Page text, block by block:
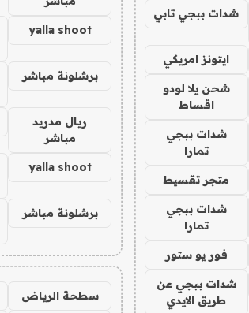
شدات ببجي تابي
ايتونز امريكي
شحن يلا لودو
اقساط
شدات ببجي
تمارا
متجر تقسيط
شدات ببجي
تمارا
فور يو ستور
شدات ببجي عن
طريق الايدي
yalla shoot
برشلونة مباشر
ريال مدريد
مباشر
yalla shoot
برشلونة مباشر
سطحة الرياض